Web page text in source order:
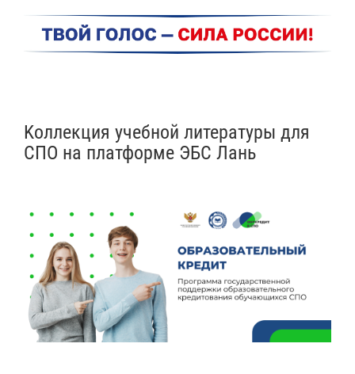
Kоллекция учебной литературы для
СПО на платформе ЭБС Лань